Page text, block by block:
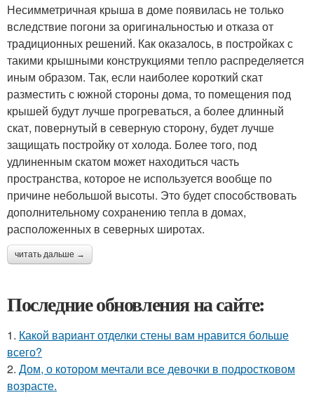
Несимметричная крыша в доме появилась не только
вследствие погони за оригинальностью и отказа от
традиционных решений. Как оказалось, в постройках с
такими крышными конструкциями тепло распределяется
иным образом. Так, если наиболее короткий скат
разместить с южной стороны дома, то помещения под
крышей будут лучше прогреваться, а более длинный
скат, повернутый в северную сторону, будет лучше
защищать постройку от холода. Более того, под
удлиненным скатом может находиться часть
пространства, которое не используется вообще по
причине небольшой высоты. Это будет способствовать
дополнительному сохранению тепла в домах,
расположенных в северных широтах.
читать дальше →
Последние обновления на сайте:
1. Какой вариант отделки стены вам нравится больше
всего?
2. Дом, о котором мечтали все девочки в подростковом
возрасте.